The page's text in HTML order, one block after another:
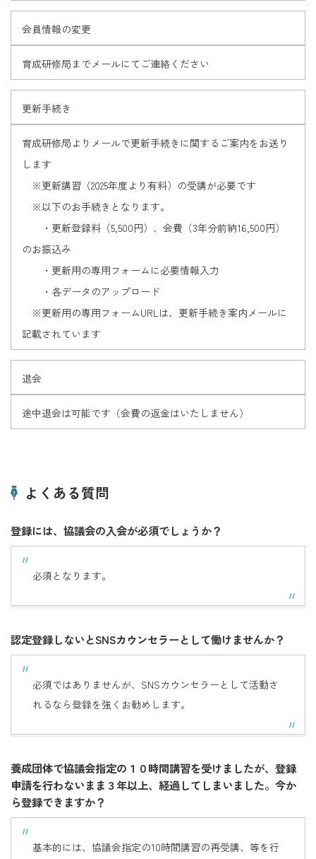
会員情報の変更
育成研修局までメールにてご連絡ください
更新手続き
育成研修局よりメールで更新手続きに関するご案内をお送り
します
※更新講習（2025年度より有料）の受講が必要です
※以下のお手続きとなります。
・更新登録料（5,500円）、会費（3年分前納16,500円）
のお振込み
・更新用の専用フォームに必要情報入力
・各データのアップロード
※更新用の専用フォームURLは、更新手続き案内メールに
記載されています
退会
途中退会は可能です（会費の返金はいたしません）
よくある質問
登録には、協議会の入会が必須でしょうか？
必須となります。
認定登録しないとSNSカウンセラーとして働けませんか？
必須ではありませんが、 SNSカウンセラーとして活動さ
れるなら登録を強くお勧めします。
養成団体で協議会指定の１０時間講習を受けましたが、登録
申請を行わないまま３年以上、経過してしまいました。今か
ら登録できますか？
基本的には、協議会指定の10時間講習の再受講、等を行